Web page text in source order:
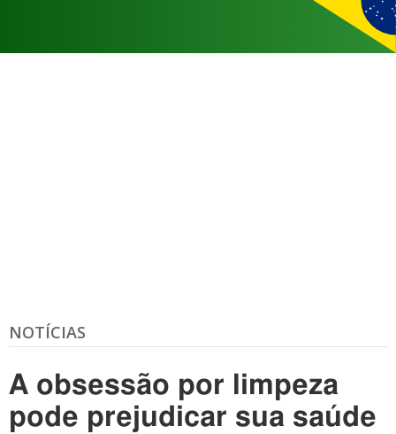
NOTÍCIAS
A obsessão por limpeza
pode prejudicar sua saúde